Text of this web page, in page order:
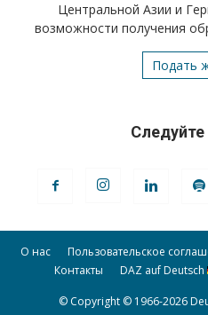
Центральной Азии и
возможности получения
Подать
О нас Пользовательское
Контакты
DAZ auf Deutsch
© Copyright © 1966-2026